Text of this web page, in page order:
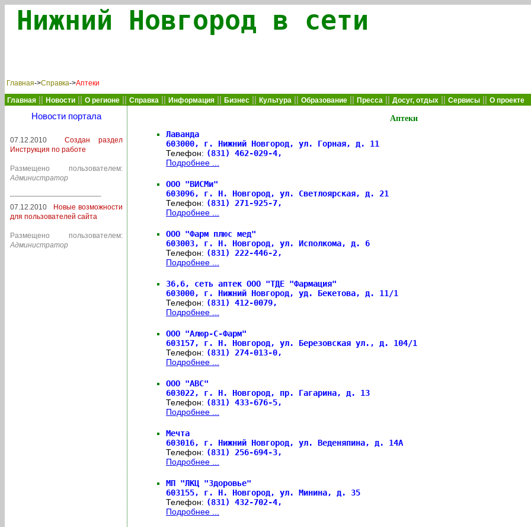
Нижний Новгород в сети
Аптеки
Лаванда
603000, г. Нижний Новгород, ул. Горная, д. 11
Телефон: (831) 462-029-4,
Подробнее ...
ООО "ВИСМи"
603096, г. Н. Новгород, ул. Светлоярская, д. 21
Телефон: (831) 271-925-7,
Подробнее ...
ООО "Фарм плюс мед"
603003, г. Н. Новгород, ул. Исполкома, д. 6
Телефон: (831) 222-446-2,
Подробнее ...
36,6, сеть аптек ООО "ТДЕ "Фармация"
603000, г. Нижний Новгород, уд. Бекетова, д. 11/1
Телефон: (831) 412-0079,
Подробнее ...
ООО "Алюр-С-Фарм"
603157, г. Н. Новгород, ул. Березовская ул., д. 104/1
Телефон: (831) 274-013-0,
Подробнее ...
ООО "АВС"
603022, г. Н. Новгород, пр. Гагарина, д. 13
Телефон: (831) 433-676-5,
Подробнее ...
Мечта
603016, г. Нижний Новгород, ул. Веденяпина, д. 14А
Телефон: (831) 256-694-3,
Подробнее ...
МП "ЛКЦ "Здоровье"
603155, г. Н. Новгород, ул. Минина, д. 35
Телефон: (831) 432-702-4,
Подробнее ...
Главная->Справка->Аптеки
Главная Новости О регионе Справка Информация Бизнес Культура Образование Пресса Досуг, отдых Сервисы О проекте
Новости портала
07.12.2010
Создан раздел
Инструкция по работе
Размещено пользователем:
Администратор
07.12.2010
Новые возможности
для пользователей сайта
Размещено пользователем:
Администратор